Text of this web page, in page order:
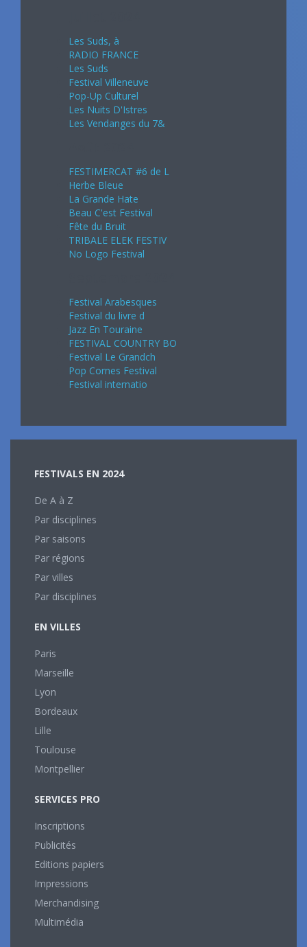
Les Suds, à
RADIO FRANCE
Les Suds
Festival Villeneuve
Pop-Up Culturel
Les Nuits D'Istres
Les Vendanges du 7&
FESTIMERCAT #6 de L
Herbe Bleue
La Grande Hate
Beau C'est Festival
Fête du Bruit
TRIBALE ELEK FESTIV
No Logo Festival
Festival Arabesques
Festival du livre d
Jazz En Touraine
FESTIVAL COUNTRY BO
Festival Le Grandch
Pop Cornes Festival
Festival internatio
FESTIVALS EN 2024
De A à Z
Par disciplines
Par saisons
Par régions
Par villes
Par disciplines
EN VILLES
Paris
Marseille
Lyon
Bordeaux
Lille
Toulouse
Montpellier
SERVICES PRO
Inscriptions
Publicités
Editions papiers
Impressions
Merchandising
Multimédia